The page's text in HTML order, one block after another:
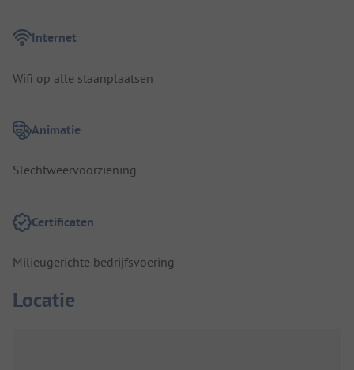
Internet
Wifi op alle staanplaatsen
Animatie
Slechtweervoorziening
Certificaten
Milieugerichte bedrijfsvoering
Locatie